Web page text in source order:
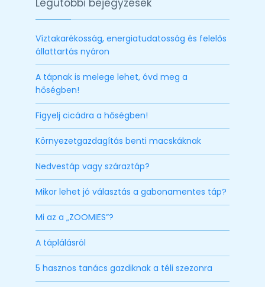
Legutóbbi bejegyzések
Víztakarékosság, energiatudatosság és felelős
állattartás nyáron
A tápnak is melege lehet, óvd meg a
hőségben!
Figyelj cicádra a hőségben!
Környezetgazdagítás benti macskáknak
Nedvestáp vagy száraztáp?
Mikor lehet jó választás a gabonamentes táp?
Mi az a „ZOOMIES”?
A táplálásról
5 hasznos tanács gazdiknak a téli szezonra